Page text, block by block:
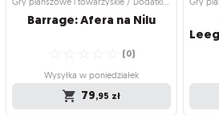
Barrage:Afera na Nilu
(0)
Wysyłka w poniedziałek
79,95 zł